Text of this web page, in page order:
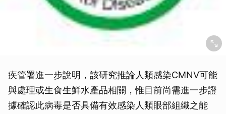
疾管署進一步說明，該研究推論人類感染CMNV可能
與處理或生食生鮮水產品相關，惟目前尚需進一步證
據確認此病毒是否具備有效感染人類眼部組織之能
取消